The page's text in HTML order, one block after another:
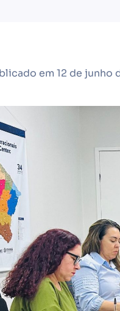
em 12 de junho